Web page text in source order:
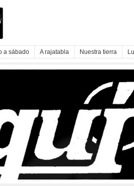
a sábado A rajatabla Nuestra tierra